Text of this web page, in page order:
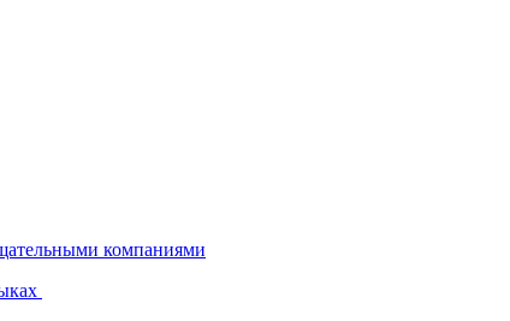
компаниями